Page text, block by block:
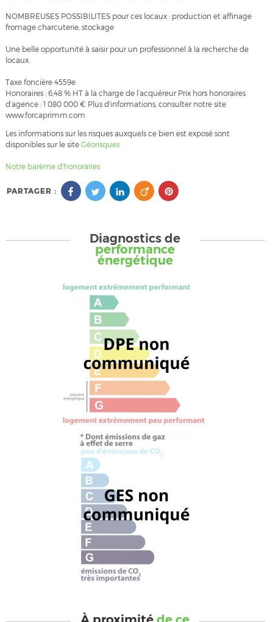
NOMBREUSES POSSIBILITES pour ces locaux : production et affinage
fromage charcuterie, stockage
Une belle opportunité à saisir pour un professionnel à la recherche de
locaux.
Taxe foncière 4559e
Honoraires : 6,48 % HT à la charge de l’acquéreur Prix hors honoraires
d’agence : 1 080 000 € Plus d'informations, consulter notre site
www.forcaprimm.com
Les informations sur les risques auxquels ce bien est exposé sont
disponibles sur le site Géorisques
Notre barème d'honoraires
PARTAGER :
Diagnostics de
performance
énergétique